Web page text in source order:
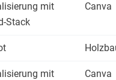
mit
Stack
Canva
mit
Canva